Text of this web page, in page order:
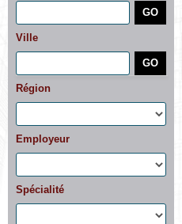
Ville
Région
Employeur
Spécialité